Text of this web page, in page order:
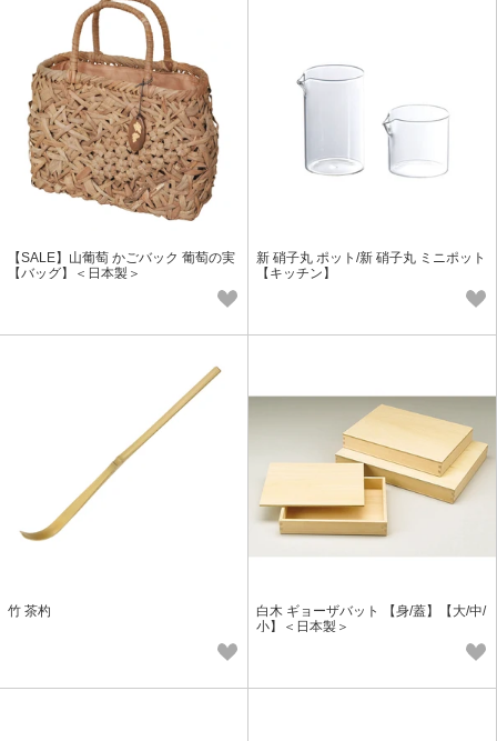
【SALE】山葡萄 かごバック 葡萄の実
【バッグ】＜日本製＞
新 硝子丸 ポット/新 硝子丸 ミニポット
【キッチン】
竹 茶杓
白木 ギョーザバット 【身/蓋】【大/中/
小】＜日本製＞